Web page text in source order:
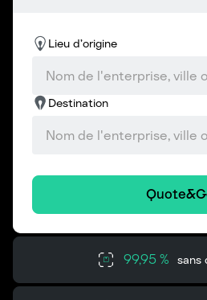
Lieu d’origine
Destination
99,95 % sans